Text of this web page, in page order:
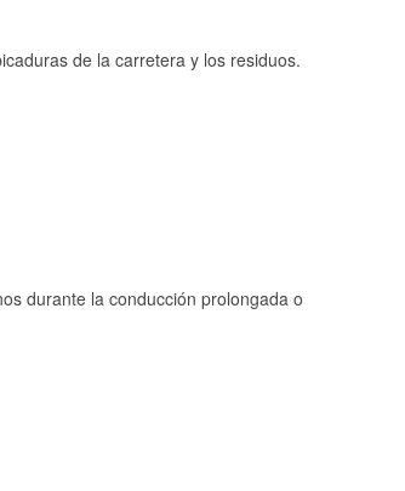
de la carretera y los residuos.
durante la conducción prolongada o